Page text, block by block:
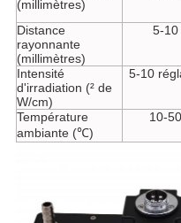
(millimètres)
Distance
rayonnante
(millimètres)
5-10
Intensité
d'irradiation (² de
W/cm)
5-10
Température
ambiante (℃)
10-50